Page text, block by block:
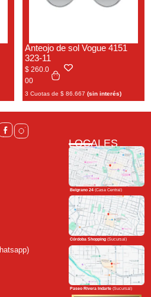
Anteojo de sol Vogue 4151
323-11
$ 260.0
00
3 Cuotas de$ 86.667 (sin interés)
LOCALES
Belgrano 24 (Casa Central)
Córdoba Shopping (Sucursal)
Paseo Rivera Indarte (Sucursal)